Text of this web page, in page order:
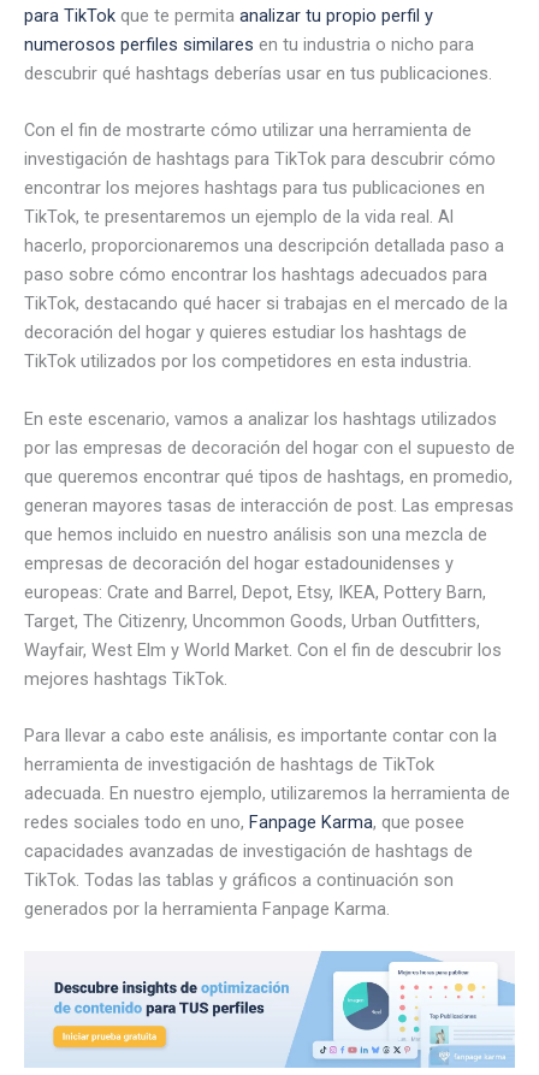
para TikTok que te permita analizar tu propio perfil y
numerosos perfiles similares en tu industria o nicho para
descubrir qué hashtags deberías usar en tus publicaciones.
Con el fin de mostrarte cómo utilizar una herramienta de
investigación de hashtags para TikTok para descubrir cómo
encontrar los mejores hashtags para tus publicaciones en
TikTok, te presentaremos un ejemplo de la vida real. Al
hacerlo, proporcionaremos una descripción detallada paso a
paso sobre cómo encontrar los hashtags adecuados para
TikTok, destacando qué hacer si trabajas en el mercado de la
decoración del hogar y quieres estudiar los hashtags de
TikTok utilizados por los competidores en esta industria.
En este escenario, vamos a analizar los hashtags utilizados
por las empresas de decoración del hogar con el supuesto de
que queremos encontrar qué tipos de hashtags, en promedio,
generan mayores tasas de interacción de post. Las empresas
que hemos incluido en nuestro análisis son una mezcla de
empresas de decoración del hogar estadounidenses y
europeas: Crate and Barrel, Depot, Etsy, IKEA, Pottery Barn,
Target, The Citizenry, Uncommon Goods, Urban Outfitters,
Wayfair, West Elm y World Market. Con el fin de descubrir los
mejores hashtags TikTok.
Para llevar a cabo este análisis, es importante contar con la
herramienta de investigación de hashtags de TikTok
adecuada. En nuestro ejemplo, utilizaremos la herramienta de
redes sociales todo en uno, Fanpage Karma, que posee
capacidades avanzadas de investigación de hashtags de
TikTok. Todas las tablas y gráficos a continuación son
generados por la herramienta Fanpage Karma.